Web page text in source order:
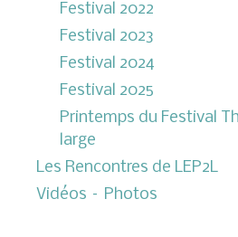
Festival 2022
Festival 2023
Festival 2024
Festival 2025
Printemps du Festival
large
Les Rencontres de LEP2L
Vidéos – Photos